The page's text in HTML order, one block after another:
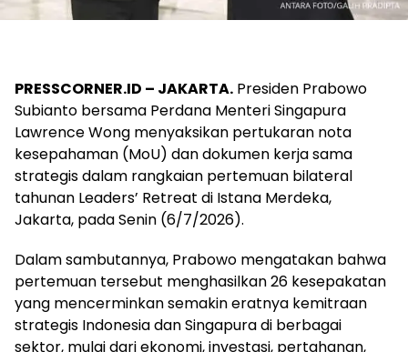
PRESSCORNER.ID – JAKARTA. Presiden Prabowo
Subianto bersama Perdana Menteri Singapura
Lawrence Wong menyaksikan pertukaran nota
kesepahaman (MoU) dan dokumen kerja sama
strategis dalam rangkaian pertemuan bilateral
tahunan Leaders’ Retreat di Istana Merdeka,
Jakarta, pada Senin (6/7/2026).
Dalam sambutannya, Prabowo mengatakan bahwa
pertemuan tersebut menghasilkan 26 kesepakatan
yang mencerminkan semakin eratnya kemitraan
strategis Indonesia dan Singapura di berbagai
sektor, mulai dari ekonomi, investasi, pertahanan,